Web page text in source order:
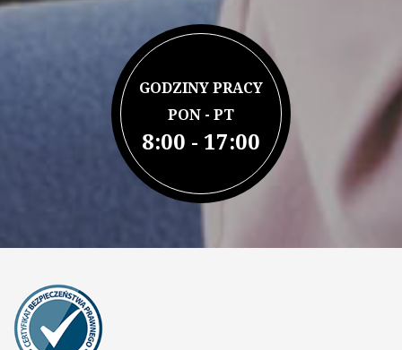
GODZINY PRACY
PON - PT
8:00 - 17:00